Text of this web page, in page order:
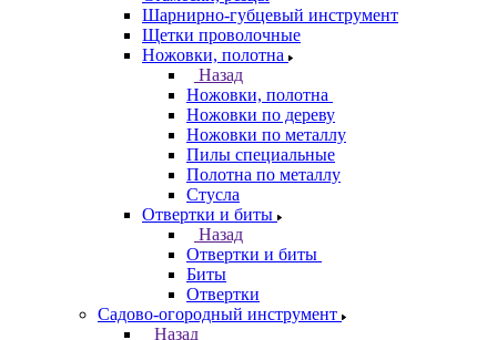
Шарнирно-губцевый инструмент
Щетки проволочные
Ножовки, полотна
Назад
Ножовки, полотна
Ножовки по дереву
Ножовки по металлу
Пилы специальные
Полотна по металлу
Стусла
Отвертки и биты
Назад
Отвертки и биты
Биты
Отвертки
Садово-огородный инструмент
Назад